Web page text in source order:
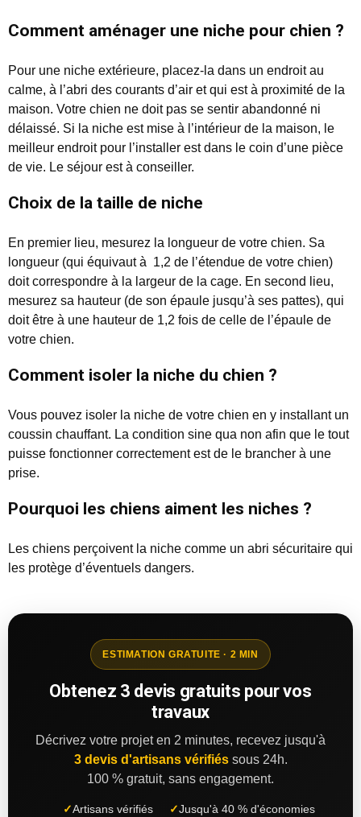
Comment aménager une niche pour chien ?
Pour une niche extérieure, placez-la dans un endroit au
calme, à l’abri des courants d’air et qui est à proximité de la
maison. Votre chien ne doit pas se sentir abandonné ni
délaissé. Si la niche est mise à l’intérieur de la maison, le
meilleur endroit pour l’installer est dans le coin d’une pièce
de vie. Le séjour est à conseiller.
Choix de la taille de niche
En premier lieu, mesurez la longueur de votre chien. Sa
longueur (qui équivaut à 1,2 de l’étendue de votre chien)
doit correspondre à la largeur de la cage. En second lieu,
mesurez sa hauteur (de son épaule jusqu’à ses pattes), qui
doit être à une hauteur de 1,2 fois de celle de l’épaule de
votre chien.
Comment isoler la niche du chien ?
Vous pouvez isoler la niche de votre chien en y installant un
coussin chauffant. La condition sine qua non afin que le tout
puisse fonctionner correctement est de le brancher à une
prise.
Pourquoi les chiens aiment les niches ?
Les chiens perçoivent la niche comme un abri sécuritaire qui
les protège d’éventuels dangers.
ESTIMATION GRATUITE · 2 MIN
Obtenez 3 devis gratuits pour vos
travaux
Décrivez votre projet en 2 minutes, recevez jusqu'à
3 devis d'artisans vérifiéssous 24h.
100 % gratuit, sans engagement.
✓Artisans vérifiés ✓Jusqu'à 40 % d'économies